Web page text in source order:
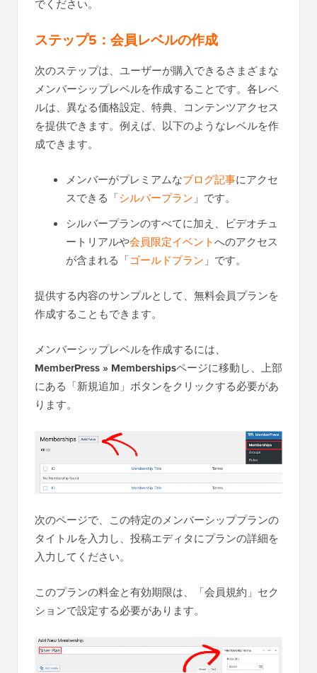
でください。
ステップ5：会員レベルの作成
次のステップは、ユーザーが購入できるさまざまな
メンバーシップレベルを作成することです。各レベ
ルは、異なる価格設定、特典、コンテンツアクセス
を提供できます。例えば、以下のようなレベルを作
成できます。
メンバーがプレミアムなブログ記事にアクセ
スできる「シルバープラン」です。
シルバープランのすべてに加え、ビデオチュ
ートリアルや会員限定イベントへのアクセス
が含まれる「ゴールドプラン」です。
提供する内容のサンプルとして、無料会員プランを
作成することもできます。
メンバーシップレベルを作成するには、
MemberPress » Membershipsページに移動し、上部
にある「新規追加」ボタンをクリックする必要があ
ります。
次のページで、この特定のメンバーシッププランの
タイトルを入力し、投稿エディタにプランの詳細を
入力してください。
このプランの料金と有効期限は、「会員規約」セク
ションで設定する必要があります。